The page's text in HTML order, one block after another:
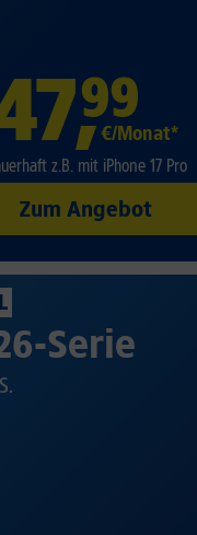
,99
€/Monat*
z.B. mit iPhone 17 Pro
Zum Angebot
Serie